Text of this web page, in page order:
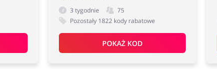
3 tygodnie
75
Pozostały 1822 kody rabatowe
POKAŻ KOD